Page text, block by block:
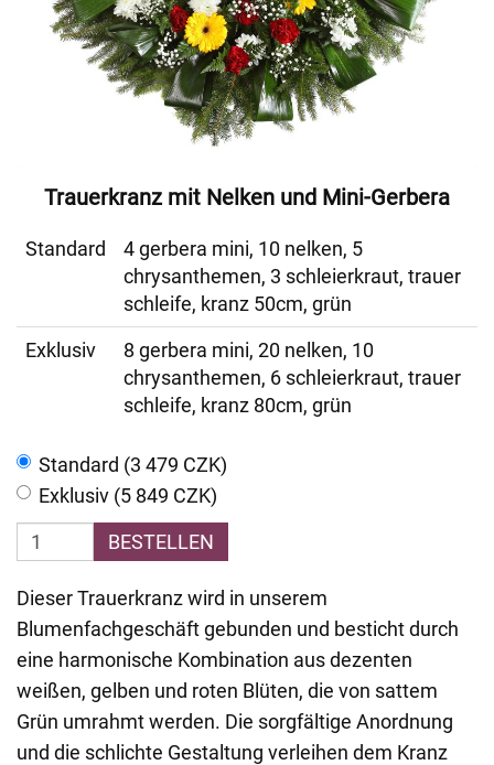
Trauerkranz mit Nelken und Mini-Gerbera
Standard
4 gerbera mini, 10 nelken, 5
chrysanthemen, 3 schleierkraut, trauer
schleife, kranz 50cm, grün
Exklusiv
8 gerbera mini, 20 nelken, 10
chrysanthemen, 6 schleierkraut, trauer
schleife, kranz 80cm, grün
Standard (3 479 CZK)
Exklusiv (5 849 CZK)
BESTELLEN
Dieser Trauerkranz wird in unserem
Blumenfachgeschäft gebunden und besticht durch
eine harmonische Kombination aus dezenten
weißen, gelben und roten Blüten, die von sattem
Grün umrahmt werden. Die sorgfältige Anordnung
und die schlichte Gestaltung verleihen dem Kranz